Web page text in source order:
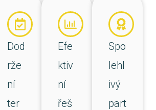
Dod
rže
ní
ter
Efe
ktiv
ní
řeš
Spo
lehl
ivý
part